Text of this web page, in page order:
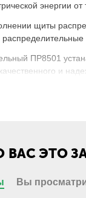
энергии
щиты
ПР8501
и
zz-УХЛ4 -
ЭТО
Вы